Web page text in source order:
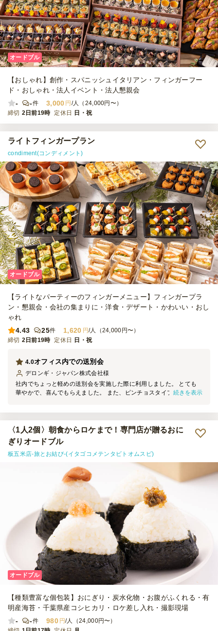
オードブル
【おしゃれ】創作・スパニッシュイタリアン・フィンガーフー
ド・おしゃれ・法人イベント・法人懇親会
-
-件 3,000 円 /人（24,000円〜）
締切 2日前19時 定休日 日・祝
ライトフィンガープラン
condiment(コンディメント)
オードブル
【ライトなパーティーのフィンガーメニュー】フィンガープラ
ン・懇親会・会社の集まりに・洋食・デザート・かわいい・おし
ゃれ
4.43
25件 1,620 円/人（24,000円〜）
締切 2日前19時 定休日 日・祝
オフィス内での送別会
4.0
デロンギ・ジャパン株式会社様
社内でちょっと軽めの送別会を実施した際に利用しました。 とても
華やかで、喜んでもらえました。 また、ピンチョスタイプだとお皿
続きを表示
〈1人2個〉朝食からロケまで！専門店が贈るおに
ぎりオードブル
板五米店-旅とお結び-(イタゴコメテンタビトオムスビ)
オードブル
【種類豊富な個包装】おにぎり・炭水化物・お腹がふくれる・有
明産海苔・千葉県産コシヒカリ・ロケ差し入れ・撮影現場
-
-件 980 円/人（24,000円〜）